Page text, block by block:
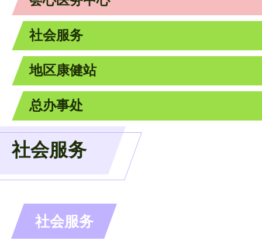
社会服务
地区康健站
总办事处
社会服务
社会服务